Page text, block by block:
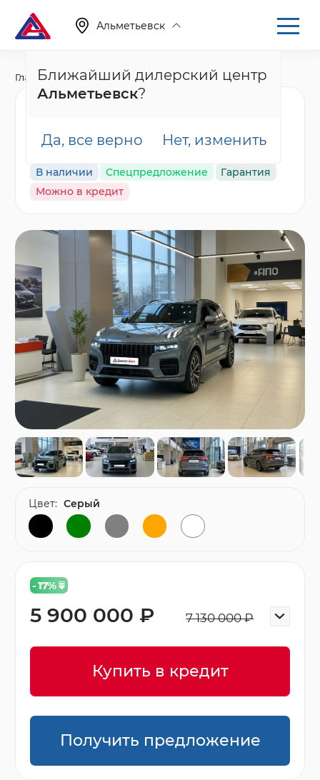
Альметьевск
Ближайший дилерский центр
Альметьевск?
Да, все верно Нет, изменить
Главная Каталог Новые автомобили 001
серый
В наличии Спецпредложение
Гарантия
Можно в кредит
- 17%
7 130 000 ₽
5 900 000 ₽
Купить в кредит
Получить предложение
Цвет: Серый